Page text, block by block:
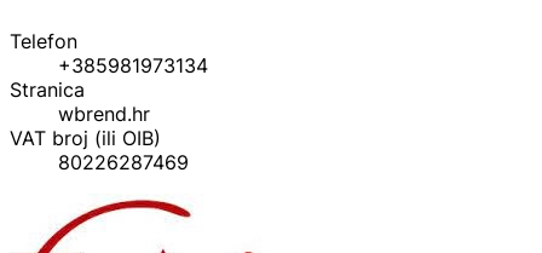
Telefon
+385981973134
Stranica
wbrend.hr
VAT broj (ili OIB)
80226287469